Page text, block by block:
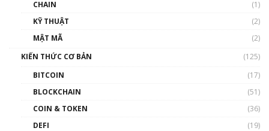
CHAIN
(1)
KỸ THUẬT
(2)
MẬT MÃ
(2)
KIẾN THỨC CƠ BẢN
(125)
BITCOIN
(17)
BLOCKCHAIN
(51)
COIN & TOKEN
(36)
DEFI
(19)